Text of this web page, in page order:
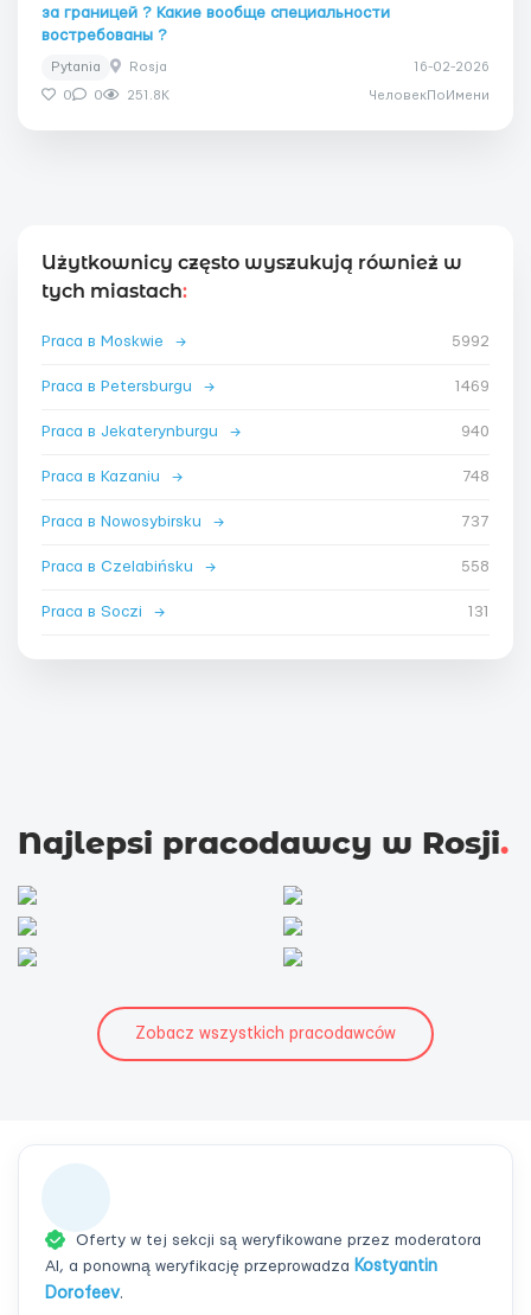
за границей ? Какие вообще специальности
востребованы ?
Pytania Rosja 16-02-2026
0 0 251.8K ЧеловекПоИмени
Użytkownicy często wyszukują również w
tych miastach:
Praca в Moskwie → 5992
Praca в Petersburgu → 1469
Praca в Jekaterynburgu → 940
Praca в Kazaniu → 748
Praca в Nowosybirsku → 737
Praca в Czelabińsku → 558
Praca в Soczi → 131
Najlepsi pracodawcy w Rosji.
Zobacz wszystkich pracodawców
Oferty w tej sekcji są weryfikowane przez moderatora
AI, a ponowną weryfikację przeprowadza Kostyantin
Dorofeev.